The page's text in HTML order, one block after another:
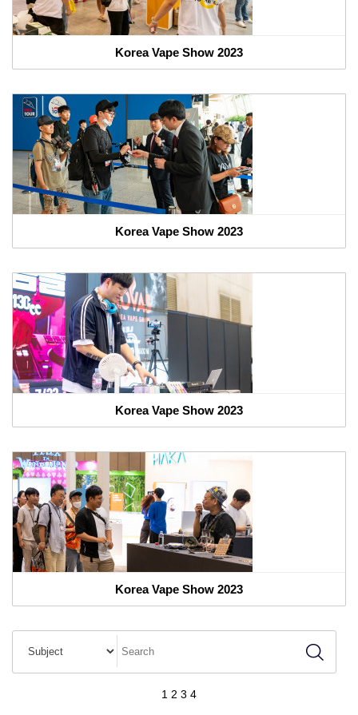
Korea Vape Show 2023
Korea Vape Show 2023
Korea Vape Show 2023
Korea Vape Show 2023
1 2 3 4